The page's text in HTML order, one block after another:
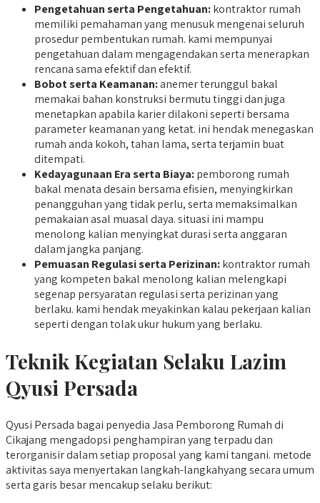
Pengetahuan serta Pengetahuan:kontraktor rumah
memiliki pemahaman yang menusuk mengenai seluruh
prosedur pembentukan rumah. kami mempunyai
pengetahuan dalam mengagendakan serta menerapkan
rencana sama efektif dan efektif.
Bobot serta Keamanan:anemer terunggul bakal
memakai bahan konstruksi bermutu tinggi dan juga
menetapkan apabila karier dilakoni seperti bersama
parameter keamanan yang ketat. ini hendak menegaskan
rumah anda kokoh, tahan lama, serta terjamin buat
ditempati.
Kedayagunaan Era serta Biaya:pemborong rumah
bakal menata desain bersama efisien, menyingkirkan
penangguhan yang tidak perlu, serta memaksimalkan
pemakaian asal muasal daya. situasi ini mampu
menolong kalian menyingkat durasi serta anggaran
dalam jangka panjang.
Pemuasan Regulasi serta Perizinan:kontraktor rumah
yang kompeten bakal menolong kalian melengkapi
segenap persyaratan regulasi serta perizinan yang
berlaku. kami hendak meyakinkan kalau pekerjaan kalian
seperti dengan tolak ukur hukum yang berlaku.
Teknik Kegiatan Selaku Lazim
Qyusi Persada
Qyusi Persada bagai penyedia Jasa Pemborong Rumah di
Cikajang mengadopsi penghampiran yang terpadu dan
terorganisir dalam setiap proposal yang kami tangani. metode
aktivitas saya menyertakan langkah-langkahyang secara umum
serta garis besar mencakup selaku berikut: